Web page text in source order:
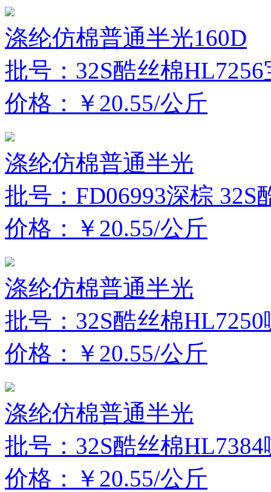
涤纶仿棉普通半光160D
批号：32S酷丝棉HL7256
价格：￥20.55/公斤
涤纶仿棉普通半光
批号：FD06993深棕 32S
价格：￥20.55/公斤
涤纶仿棉普通半光
批号：32S酷丝棉HL7250
价格：￥20.55/公斤
涤纶仿棉普通半光
批号：32S酷丝棉HL7384
价格：￥20.55/公斤